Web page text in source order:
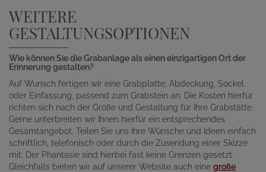
WEITERE
GESTALTUNGSOPTIONEN
Wie können Sie die Grabanlage als einen einzigartigen Ort der
Erinnerung gestalten?
Auf Wunsch fertigen wir eine Grabplatte, Abdeckung, Sockel
oder Einfassung, passend zum Grabstein an. Die Kosten hierfür
richten sich nach der Größe und Gestaltung für Ihre Grabstätte.
Gerne unterbreiten wir Ihnen hierfür ein entsprechendes
Gesamtangebot. Teilen Sie uns Ihre Wünsche und Ideen einfach
schriftlich, telefonisch oder durch die Zusendung einer Skizze
mit. Der Phantasie sind hierbei fast keine Grenzen gesetzt.
Gleichfalls bieten wir auf unserer Website auch eine große